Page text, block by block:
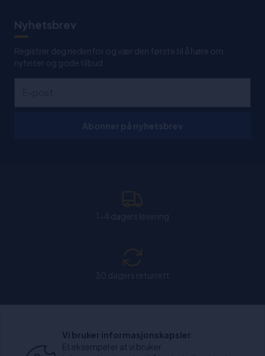
Nyhetsbrev
Registrer deg nedenfor og vær den første til å høre om
nyheter og gode tilbud
Chat: Åpen alle hverdager fra kl. 11:00-15:30.
Vi bruker informasjonskapsler
Et eksempel er at vi bruker